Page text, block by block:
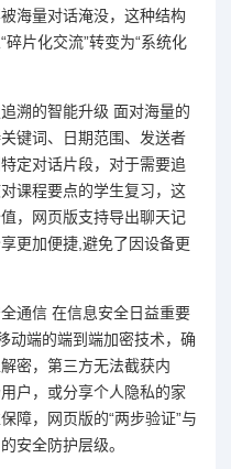
海量对话淹没，这种结构
片化交流”转变为“系统化
溯的智能升级 面对海量的
键词、日期范围、发送者
定对话片段，对于需要追
课程要点的学生复习，这
，网页版支持导出聊天记
更加便捷,避免了因设备更
通信 在信息安全日益重要
动端的端到端加密技术，确
密，第三方无法截获内
户，或分享个人隐私的家
障，网页版的“两步验证”与
安全防护层级。